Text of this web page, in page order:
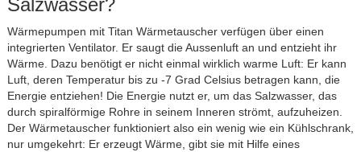
Wärmepumpen mit Titan Wärmetauscher verfügen über einen
integrierten Ventilator. Er saugt die Aussenluft an und entzieht ihr
Wärme. Dazu benötigt er nicht einmal wirklich warme Luft: Er kann
Luft, deren Temperatur bis zu -7 Grad Celsius betragen kann, die
Energie entziehen! Die Energie nutzt er, um das Salzwasser, das
durch spiralförmige Rohre in seinem Inneren strömt, aufzuheizen.
Der Wärmetauscher funktioniert also ein wenig wie ein Kühlschrank,
nur umgekehrt: Er erzeugt Wärme, gibt sie mit Hilfe eines